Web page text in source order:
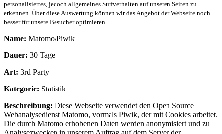
personalisiertes, jedoch allgemeines Surfverhalten auf unseren Seiten zu
erkennen. Über diese Auswertung können wir das Angebot der Webseite noch
besser für unsere Besucher optimieren.
Name: Matomo/Piwik
Dauer: 30 Tage
Art: 3rd Party
Kategorie: Statistik
Beschreibung: Diese Webseite verwendet den Open Source
Webanalysedienst Matomo, vormals Piwik, der mit Cookies arbeitet.
Die durch Matomo erhobenen Daten werden anonymisiert und zu